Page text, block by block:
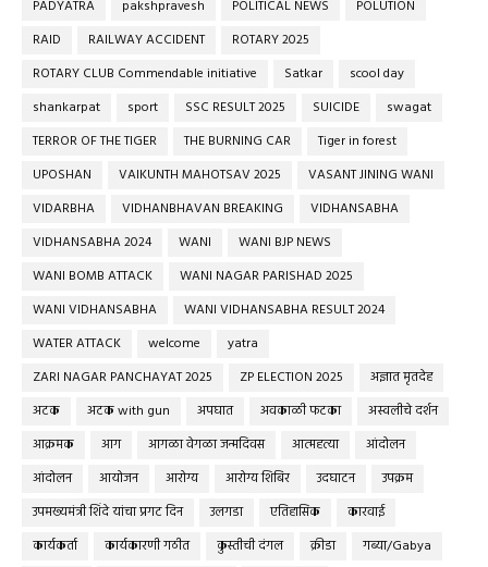
PADYATRA
pakshpravesh POLITICAL NEWS
POLUTION
RAID
RAILWAY ACCIDENT
ROTARY 2025
ROTARY CLUB Commendable initiative
Satkar
scool day
shankarpat
sport SSC RESULT 2025 SUICIDE
swagat
TERROR OF THE TIGER
THE BURNING CAR
Tiger in forest
UPOSHAN
VAIKUNTH MAHOTSAV 2025
VASANT JINING WANI
VIDARBHA
VIDHANBHAVAN BREAKING
VIDHANSABHA
VIDHANSABHA 2024
WANI
WANI BJP NEWS
WANI BOMB ATTACK
WANI NAGAR PARISHAD 2025
WANI VIDHANSABHA
WANI VIDHANSABHA RESULT 2024
WATER ATTACK
welcome
yatra
ZARI NAGAR PANCHAYAT 2025
ZP ELECTION 2025
अज्ञात मृतदेह
अटक
अटक with gun अपघात अवकाळी फटका
अस्वलीचे दर्शन
आक्रमक
आग आगळा वेगळा जन्मदिवस आत्महत्या
आंदोलन
आंदोलन
आयोजन आरोग्य आरोग्य शिबिर उदघाटन
उपक्रम
उपमख्यमंत्री शिंदे यांचा प्रगट दिन
उलगडा एतिहासिक
कारवाई
कार्यकर्ता
कार्यकारणी गठीत कुस्तीची दंगल क्रीडा
गब्या/Gabya